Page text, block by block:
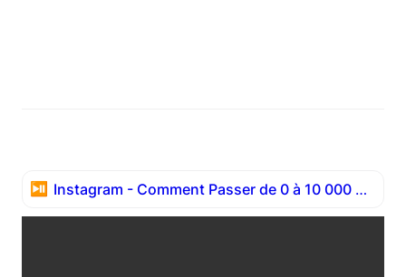
⏯️ Instagram - Comment Passer de 0 à 10 000 Abonnés en 12 Mois